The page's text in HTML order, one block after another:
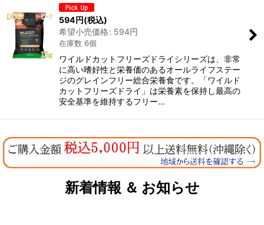
594 円(税込)
希望小売価格: 594円
在庫数 6個
ワイルドカットフリーズドライシリーズは、非常
に高い嗜好性と栄養価のあるオールライフステー
ジのグレインフリー総合栄養食です。「ワイルド
カットフリーズドライ」は栄養素を保持し最高の
安全基準を維持するフリー…
新着情報 ＆ お知らせ